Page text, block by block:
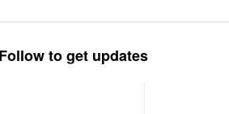
Follow to get updates